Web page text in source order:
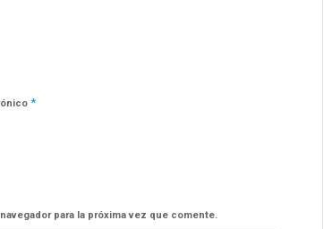
*
para la próxima vez que comente.